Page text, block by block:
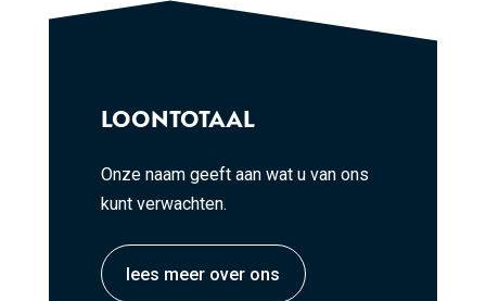
LOONTOTAAL
Onze naam geeft aan wat u van ons
kunt verwachten.
lees meer over ons